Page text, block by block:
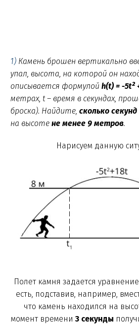
1) Камень брошен вертикально
упал, высота, на которой он
описывается формулой h(t) = -5t²
метрах, t – время в секундах,
броска). Найдите, сколько
на высоте не менее 9 метров.
Нарисуем данную
Полет камня задается
есть, подставив, например,
что камень находился на
момент времени 3 секунды